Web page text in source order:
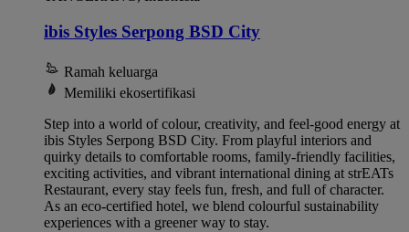
ibis Styles Serpong BSD City
Ramah keluarga
Memiliki ekosertifikasi
Step into a world of colour, creativity, and feel-good energy at
ibis Styles Serpong BSD City. From playful interiors and
quirky details to comfortable rooms, family-friendly facilities,
exciting activities, and vibrant international dining at strEATs
Restaurant, every stay feels fun, fresh, and full of character.
As an eco-certified hotel, we blend colourful sustainability
experiences with a greener way to stay.